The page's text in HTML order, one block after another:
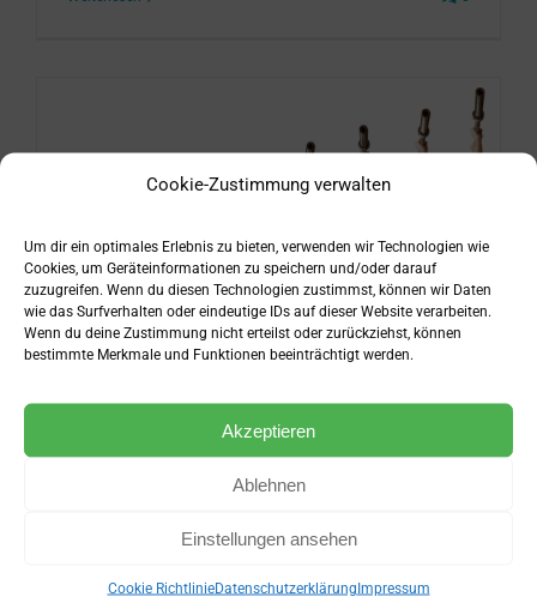
Cookie-Zustimmung verwalten
Um dir ein optimales Erlebnis zu bieten, verwenden wir Technologien wie
Cookies, um Geräteinformationen zu speichern und/oder darauf
zuzugreifen. Wenn du diesen Technologien zustimmst, können wir Daten
wie das Surfverhalten oder eindeutige IDs auf dieser Website verarbeiten.
Wenn du deine Zustimmung nicht erteilst oder zurückziehst, können
bestimmte Merkmale und Funktionen beeinträchtigt werden.
Akzeptieren
Ablehnen
Einstellungen ansehen
Cookie RichtlinieDatenschutzerklärungImpressum
Schulterdrücken richtige Ausführung
Schulterdrücken einfach erklärt! In diesem Beitrag